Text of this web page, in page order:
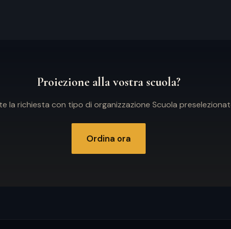
Proiezione alla vostra scuola?
la richiesta con tipo di organizzazione Scuola
Ordina ora